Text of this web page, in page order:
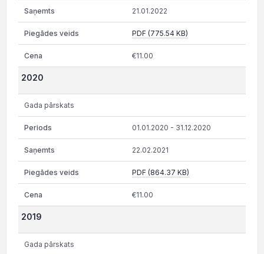
21.01.2022
PDF (775.54 KB)
€11.00
2020
Gada pārskats
01.01.2020 - 31.12.2020
22.02.2021
PDF (864.37 KB)
€11.00
2019
Gada pārskats